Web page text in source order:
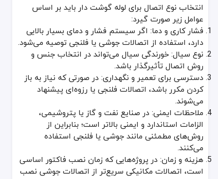
انتخاب نوع اتصال برای لوله گوشت دار باید بر اساس
عوامل زیر صورت گیرد:
فشار کاری و دما: اگر سیستم فشار و دمای بسیار بالایی
دارد، استفاده از اتصالات جوشی یا فلنجی توصیه می‌شود.
نوع سیال: خورندگی سیال می‌تواند در انتخاب جنس و
روش اتصال تأثیرگذار باشد.
دسترسی برای تعمیر و نگهداری: در صورتی که نیاز به باز
کردن مکرر باشد، اتصالات فلنجی یا رزوه‌ای پیشنهاد
می‌شوند.
ملاحظات ایمنی: در صنایع نفت و گاز یا پتروشیمی،
الزامات استاندارد و ایمنی بالاتر است؛ بنابراین از
روش‌های مطمئنی مانند جوشی یا فلنجی استفاده
می‌کنند.
هزینه و زمان: در پروژه‌هایی که زمان نصب فاکتور اساسی
است، اتصالات مکانیکی سریع‌تر از اتصالات جوشی نصب